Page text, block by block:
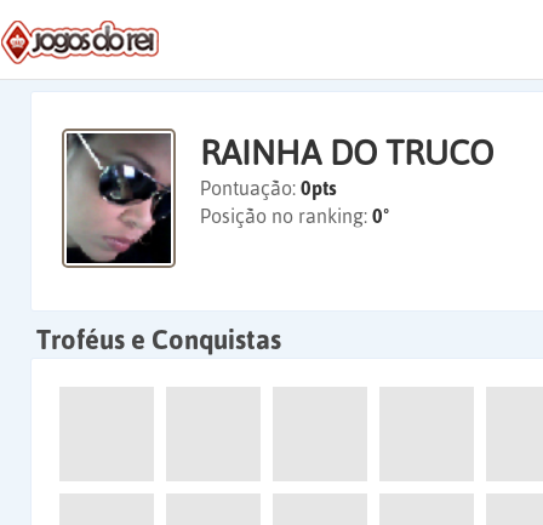
RAINHA DO TRUCO
Pontuação: 0pts
Posição no ranking: 0º
Troféus e Conquistas